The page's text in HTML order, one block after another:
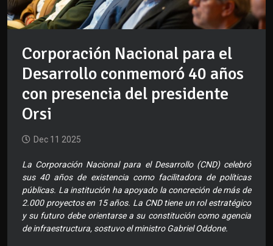
Corporación Nacional para el
Desarrollo conmemoró 40 años
con presencia del presidente
Orsi
Dec 11 2025
La Corporación Nacional para el Desarrollo (CND) celebró
sus 40 años de existencia como facilitadora de políticas
públicas. La institución ha apoyado la concreción de más de
2.000 proyectos en 15 años. La CND tiene un rol estratégico
y su futuro debe orientarse a su constitución como agencia
de infraestructura, sostuvo el ministro Gabriel Oddone.